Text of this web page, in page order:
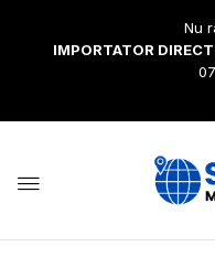
Nu
IMPORTATOR